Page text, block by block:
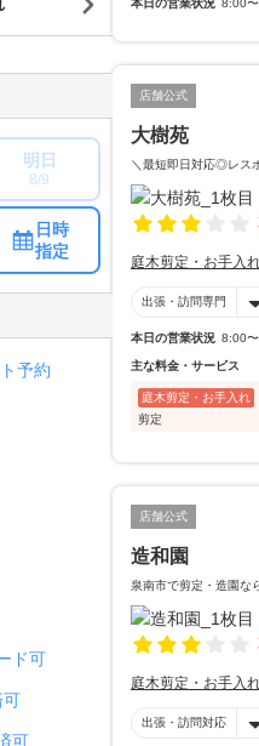
本日の営業状況 8:00
店舗公式
大樹苑
＼最短即日対応◎レス
庭木剪定・お手入
出張・訪問専門
本日の営業状況 8:00
主な料金・サービス
庭木剪定・お手入れ
剪定
店舗公式
造和園
泉南市で剪定・造園な
庭木剪定・お手入
出張・訪問対応
明日
8/9
日時
指定
予約
ド可
可
可